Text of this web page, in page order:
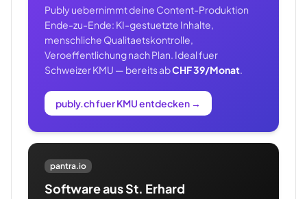
Publy uebernimmt deine Content-Produktion
Ende-zu-Ende: KI-gestuetzte Inhalte,
menschliche Qualitaetskontrolle,
Veroeffentlichung nach Plan. Ideal fuer
Schweizer KMU — bereits abCHF 39/Monat.
publy.ch fuer KMU entdecken →
pantra.io
Software aus St. Erhard